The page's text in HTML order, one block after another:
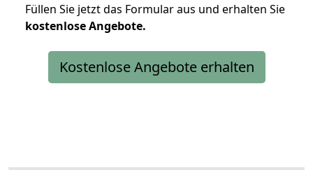
Füllen Sie jetzt das Formular aus und erhalten Sie
kostenloseAngebote.
Kostenlose Angebote erhalten